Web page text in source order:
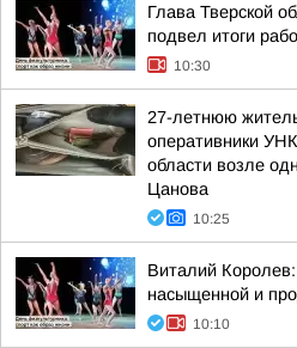
Глава Тверской
подвел итоги
10:30
27-летнюю
оперативники
области возле
Цанова
10:25
Виталий
насыщенной и
10:10